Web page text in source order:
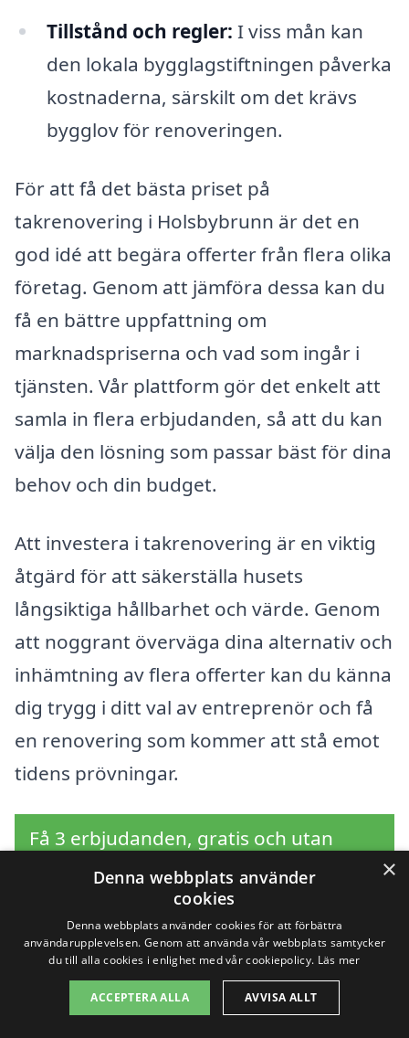
Tillstånd och regler: I viss mån kan
den lokala bygglagstiftningen påverka
kostnaderna, särskilt om det krävs
bygglov för renoveringen.
För att få det bästa priset på
takrenovering i Holsbybrunn är det en
god idé att begära offerter från flera olika
företag. Genom att jämföra dessa kan du
få en bättre uppfattning om
marknadspriserna och vad som ingår i
tjänsten. Vår plattform gör det enkelt att
samla in flera erbjudanden, så att du kan
välja den lösning som passar bäst för dina
behov och din budget.
Att investera i takrenovering är en viktig
åtgärd för att säkerställa husets
långsiktiga hållbarhet och värde. Genom
att noggrant överväga dina alternativ och
inhämtning av flera offerter kan du känna
dig trygg i ditt val av entreprenör och få
en renovering som kommer att stå emot
tidens prövningar.
Få 3 erbjudanden, gratis och utan
förpliktelser
Sök efter en
professionell för
×
Denna webbplats använder
cookies
Denna webbplats använder cookies för att förbättra
användarupplevelsen. Genom att använda vår webbplats samtycker
du till alla cookies i enlighet med vår cookiepolicy. Läs mer
ACCEPTERA ALLA AVVISA ALLT